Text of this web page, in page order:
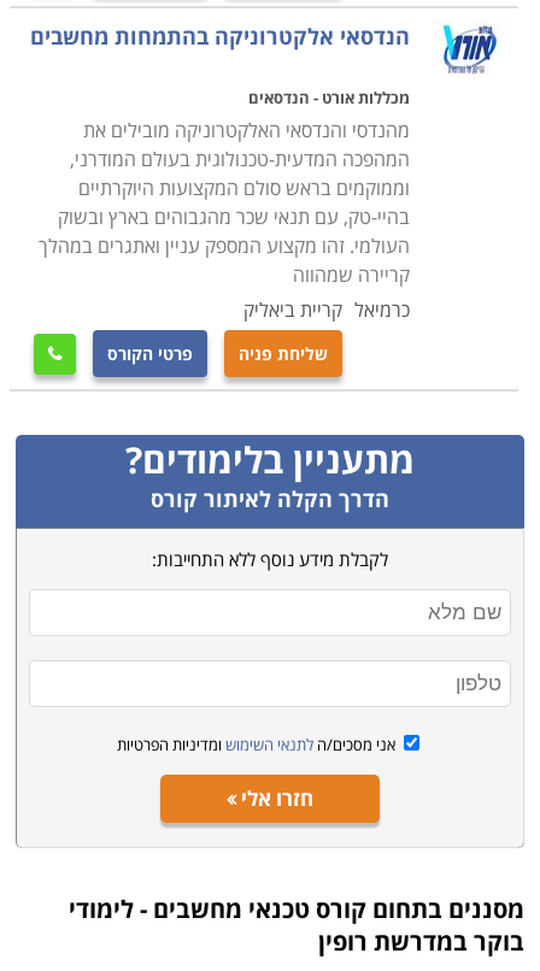
הנדסאי אלקטרוניקה בהתמחות מחשבים
מכללות אורט - הנדסאים
מהנדסי והנדסאי האלקטרוניקה מובילים את
המהפכה המדעית-טכנולוגית בעולם המודרני,
וממוקמים בראש סולם המקצועות היוקרתיים
בהיי-טק, עם תנאי שכר מהגבוהים בארץ ובשוק
העולמי. זהו מקצוע המספק עניין ואתגרים במהלך
קריירה שמהווה
כרמיאל קריית ביאליק
שליחת פניה פרטי הקורס 
מתעניין בלימודים?
הדרך הקלה לאיתור קורס
לקבלת מידע נוסף ללא התחייבות:
אני מסכים/ה לתנאי השימוש ומדיניות הפרטיות
חזרו אלי
מסננים בתחום קורס טכנאי מחשבים - לימודי
בוקר במדרשת רופין